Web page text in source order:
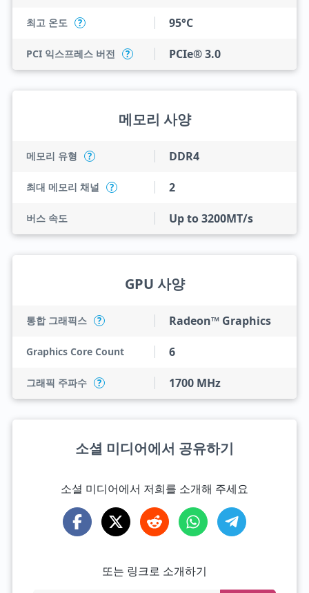
최고 온도 ? 95°C
PCI 익스프레스 버전 ? PCIe® 3.0
메모리 사양
메모리 유형 ? DDR4
최대 메모리 채널 ? 2
버스 속도 Up to 3200MT/s
GPU 사양
통합 그래픽스 ? Radeon™ Graphics
Graphics Core Count 6
그래픽 주파수 ? 1700 MHz
소셜 미디어에서 공유하기
소셜 미디어에서 저희를 소개해 주세요
또는 링크로 소개하기